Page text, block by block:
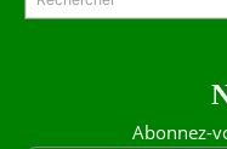
Abonnez-